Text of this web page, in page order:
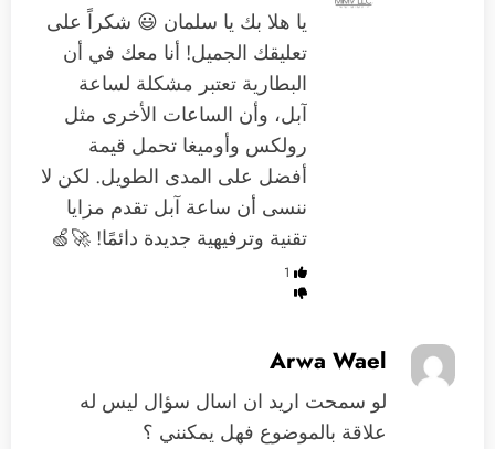
يا هلا بك يا سلمان 😃 شكراً على
تعليقك الجميل! أنا معك في أن
البطارية تعتبر مشكلة لساعة
آبل، وأن الساعات الأخرى مثل
رولكس وأوميغا تحمل قيمة
أفضل على المدى الطويل. لكن لا
ننسى أن ساعة آبل تقدم مزايا
تقنية وترفيهية جديدة دائمًا! 🚀🍏
1
Arwa Wael
لو سمحت اريد ان اسال سؤال ليس له
علاقة بالموضوع فهل يمكنني ؟